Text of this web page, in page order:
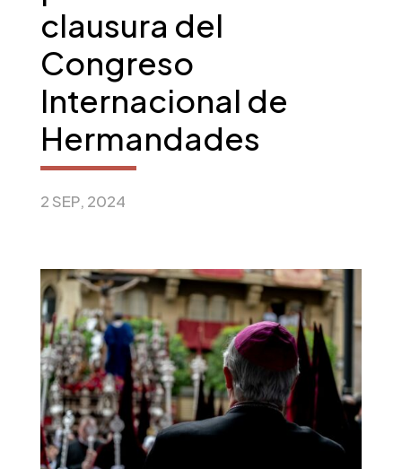
clausura del
Congreso
Internacional de
Hermandades
2 SEP, 2024